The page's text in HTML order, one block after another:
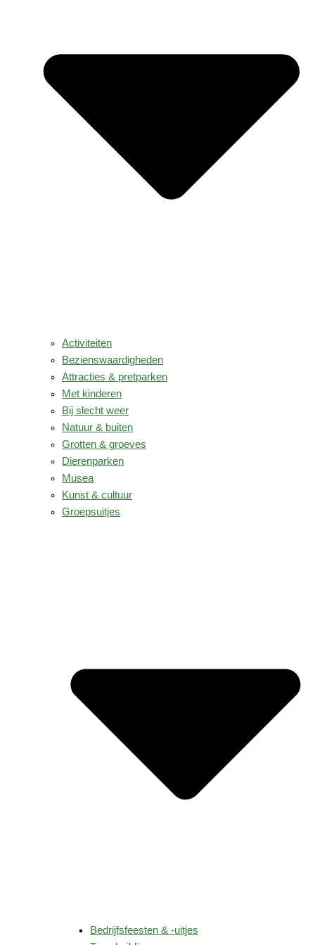
Activiteiten
Bezienswaardigheden
Attracties & pretparken
Met kinderen
Bij slecht weer
Natuur & buiten
Grotten & groeves
Dierenparken
Musea
Kunst & cultuur
Groepsuitjes
Bedrijfsfeesten & -uitjes